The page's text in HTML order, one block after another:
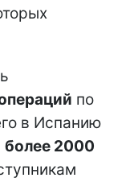
по
в Испанию
более 2000